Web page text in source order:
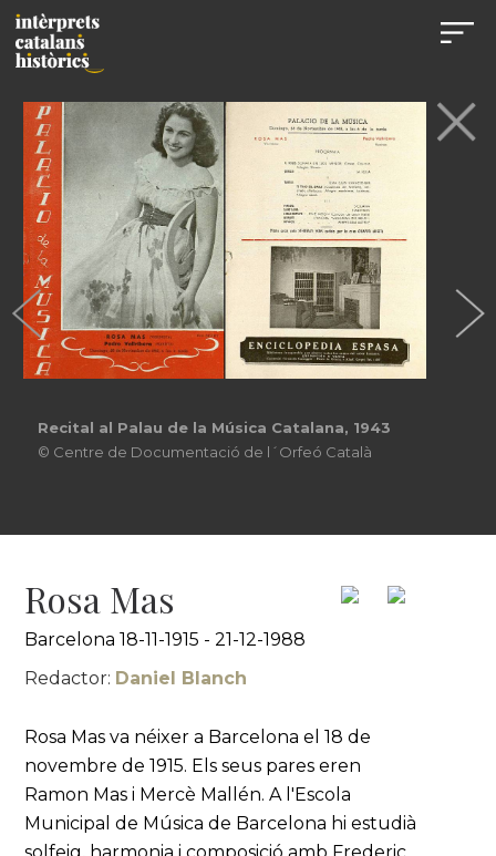
Recital al Palau de la Música Catalana, 1943
© Centre de Documentació de l´Orfeó Català
Rosa Mas
Barcelona 18-11-1915 - 21-12-1988
Redactor: Daniel Blanch
Rosa Mas va néixer a Barcelona el 18 de
novembre de 1915. Els seus pares eren
Ramon Mas i Mercè Mallén. A l'Escola
Municipal de Música de Barcelona hi estudià